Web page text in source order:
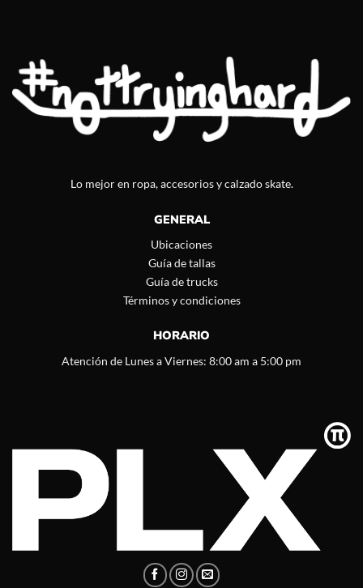
Lo mejor en ropa, accesorios y calzado skate.
GENERAL
Ubicaciones
Guía de tallas
Guía de trucks
Términos y condiciones
HORARIO
Atención de Lunes a Viernes: 8:00 am a 5:00 pm